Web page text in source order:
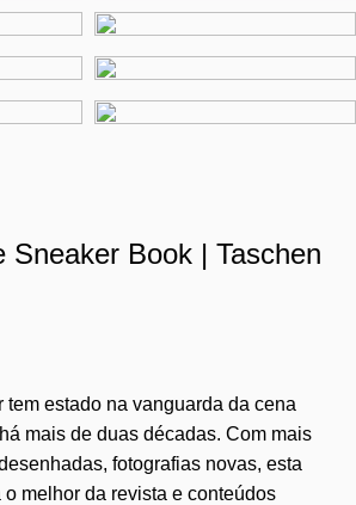
Sneaker Book | Taschen
tem estado na vanguarda da cena
mais de duas décadas. Com mais
fotografias novas, esta
melhor da revista e conteúdos